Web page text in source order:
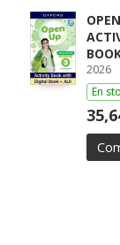
2026
En